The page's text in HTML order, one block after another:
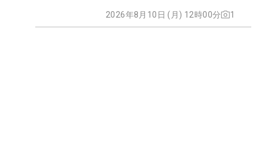
2026年8月10日 (月) 12時00分 1